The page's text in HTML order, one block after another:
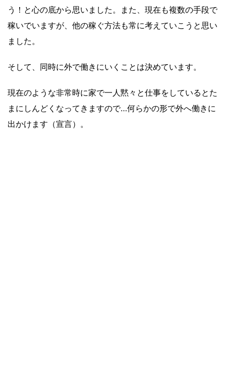
う！と心の底から思いました。また、現在も複数の手段で
稼いでいますが、他の稼ぐ方法も常に考えていこうと思い
ました。
そして、同時に外で働きにいくことは決めています。
現在のような非常時に家で一人黙々と仕事をしているとた
まにしんどくなってきますので…何らかの形で外へ働きに
出かけます（宣言）。